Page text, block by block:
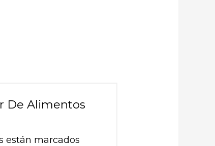
De Alimentos
están marcados